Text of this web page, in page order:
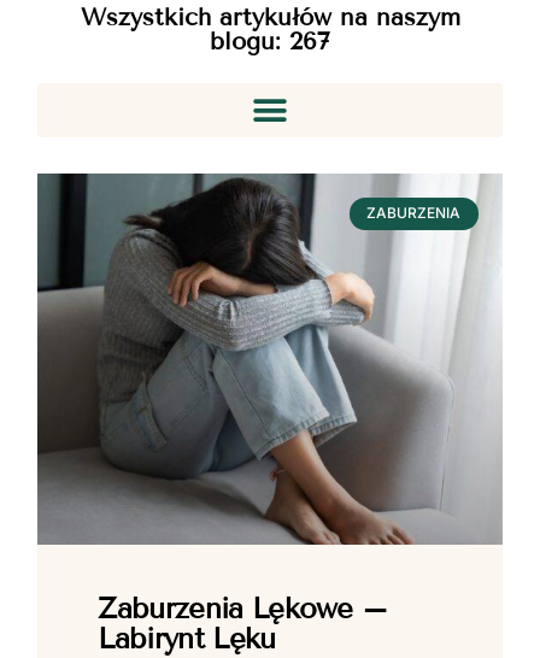
Wszystkich artykułów na naszym
blogu: 267
ZABURZENIA
Zaburzenia Lękowe –
Labirynt Lęku